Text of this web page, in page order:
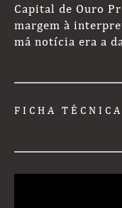
Capital de Ouro
margem à
má notícia era a
FICHA TÉCNICA